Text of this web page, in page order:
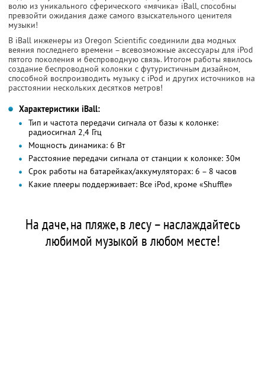
волю из уникального сферического «мячика» iBall, способны
превзойти ожидания даже самого взыскательного ценителя
музыки!
В iBall инженеры из Oregon Scientific соединили два модных
веяния последнего времени – всевозможные аксессуары для iPod
пятого поколения и беспроводную связь. Итогом работы явилось
создание беспроводной колонки с футуристичным дизайном,
способной воспроизводить музыку с iPod и других источников на
расстоянии нескольких десятков метров!
Характеристики iBall:
Тип и частота передачи сигнала от базы к колонке:
радиосигнал 2,4 Ггц
Мощность динамика: 6 Вт
Расстояние передачи сигнала от станции к колонке: 30м
Срок работы на батарейках/аккумуляторах: 6 – 8 часов
Какие плееры поддерживает: Все iPod, кроме «Shuffle»
На даче, на пляже, в лесу – наслаждайтесь
любимой музыкой в любом месте!